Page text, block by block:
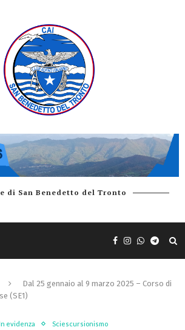
di San Benedetto del Tronto
Dal 25 gennaio al 9 marzo 2025 – Corso di
(SE1)
evidenza Sciescursionismo